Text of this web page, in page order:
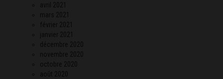
avril 2021
mars 2021
février 2021
janvier 2021
décembre 2020
novembre 2020
octobre 2020
août 2020